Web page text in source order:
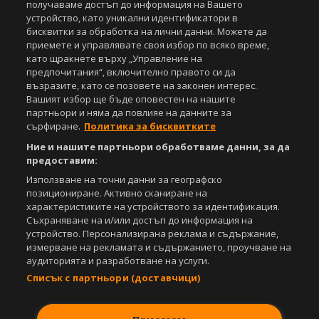
Управление на предпочитания
Съдържанието на този уеб сайт и технологиите, използвани в него, са
под закрила на Закона за авторското право и сродните му права.
Всички статии, репортажи, интервюта и други текстови, графични и
видео материали, публикувани в сайта, са собственост на Агенция
Спортал, освен ако изрично е посочено друго. Допуска се
публикуване на текстови материали само след писмено съгласие на
Агенция Спортал, посочване на източника и добавяне на линк към
www.sportal.bg. Използването на графични и видео материали,
публикувани в сайта, е строго забранено. Нарушителите ще бъдат
санкционирани с цялата строгост на закона.
СвалиБЕЗПЛАТНОТОприложение за:
Android
Powered by:
получаваме достъп до информация на Вашето
устройство, като уникални идентификатори в
бисквитки за обработка на лични данни. Можете да
приемете и управлявате своя избор по всяко време,
като щракнете върху „Управление на
предпочитания“, включително правото си да
възразите, като се позовете на законен интерес.
Вашият избор ще бъде оповестен на нашите
партньори и няма да повлияе на данните за
сърфиране. Политика за бисквитките
Ние и нашите партньори обработваме данни, за да
предоставим:
Използване на точни данни за географско
позициониране. Активно сканиране на
характеристиките на устройството за идентификация.
Съхраняване на и/или достъп до информация на
устройство. Персонализирана реклама и съдържание,
измерване на рекламата и съдържанието, проучване на
аудиторията и разработване на услуги.
Списък с партньори (доставчици)